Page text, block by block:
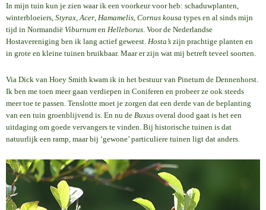
In mijn tuin kun je zien waar ik een voorkeur voor heb: schaduwplanten,
winterbloeiers, Styrax Acer Hamamelis Cornus kousa types en al sinds mijn
tijd in Normandië Viburnum en Helleborus . Voor de Nederlandse
Hostavereniging ben ik lang actief geweest. Hosta’s zijn prachtige planten en
in grote en kleine tuinen bruikbaar. Maar er zijn wat mij betreft teveel soorten.
Via Dick van Hoey Smith kwam ik in het bestuur van Pinetum de Dennenhorst.
Ik ben me toen meer gaan verdiepen in Coniferen en probeer ze ook steeds
meer toe te passen. Tenslotte moet je zorgen dat een derde van de beplanting
van een tuin groenblijvend is. En nu de Buxus overal dood gaat is het een
uitdaging om goede vervangers te vinden. Bij historische tuinen is dat
natuurlijk een ramp, maar bij ‘gewone’ particuliere tuinen ligt dat anders.